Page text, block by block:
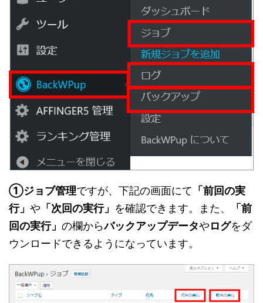
①ジョブ管理ですが、下記の画面にて 「前回の実
行」 や 「次回の実行」 を確認できます。また、
「前
回の実行」 の欄からバックアップデータやログをダ
ウンロードできるようになっています。